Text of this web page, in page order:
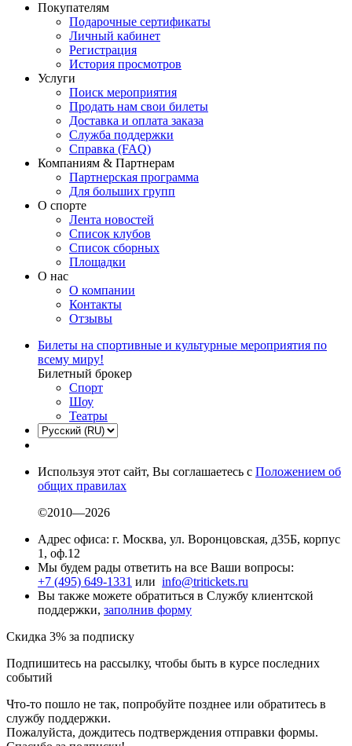
Покупателям
Подарочные сертификаты
Личный кабинет
Регистрация
История просмотров
Услуги
Поиск мероприятия
Продать нам свои билеты
Доставка и оплата заказа
Служба поддержки
Справка (FAQ)
Компаниям & Партнерам
Партнерская программа
Для больших групп
О спорте
Лента новостей
Список клубов
Список сборных
Площадки
О нас
О компании
Контакты
Отзывы
Билеты на спортивные и культурные мероприятия по
всему миру!
Билетный брокер
Спорт
Шоу
Театры
Используя этот сайт, Вы соглашаетесь с Положением об
общих правилах
©2010—2026
Адрес офиса: г. Москва, ул. Воронцовская, д35Б, корпус
1, оф.12
Мы будем рады ответить на все Ваши вопросы:
+7 (495) 649-1331 или info@tritickets.ru
Вы также можете обратиться в Службу клиентской
поддержки, заполнив форму
Скидка 3% за подписку
Подпишитесь на рассылку, чтобы быть в курсе последних
событий
Что-то пошло не так, попробуйте позднее или обратитесь в
службу поддержки.
Пожалуйста, дождитесь подтверждения отправки формы.